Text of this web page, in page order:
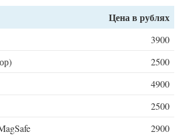
Цена в рублях
3900
2500
4900
2500
2900